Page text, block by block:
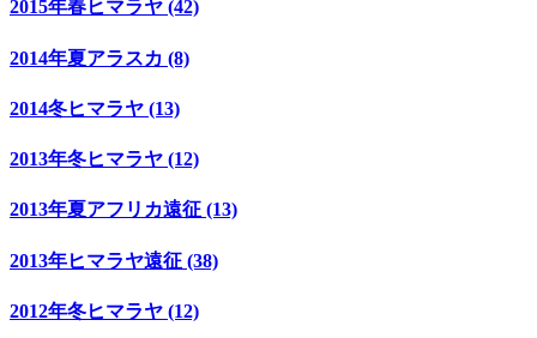
2015年春ヒマラヤ (42)
2014年夏アラスカ (8)
2014冬ヒマラヤ (13)
2013年冬ヒマラヤ (12)
2013年夏アフリカ遠征 (13)
2013年ヒマラヤ遠征 (38)
2012年冬ヒマラヤ (12)